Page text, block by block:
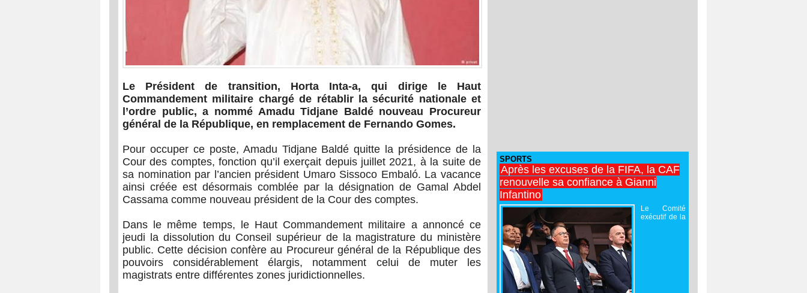
Le Président de transition, Horta Inta-a, qui dirige le Haut
Commandement militaire chargé de rétablir la sécurité nationale et
l’ordre public, a nommé Amadu Tidjane Baldé nouveau Procureur
général de la République, en remplacement de Fernando Gomes.
Pour occuper ce poste, Amadu Tidjane Baldé quitte la présidence de la
Cour des comptes, fonction qu’il exerçait depuis juillet 2021, à la suite de
sa nomination par l’ancien président Umaro Sissoco Embaló. La vacance
ainsi créée est désormais comblée par la désignation de Gamal Abdel
Cassama comme nouveau président de la Cour des comptes.
Dans le même temps, le Haut Commandement militaire a annoncé ce
jeudi la dissolution du Conseil supérieur de la magistrature du ministère
public. Cette décision confère au Procureur général de la République des
pouvoirs considérablement élargis, notamment celui de muter les
magistrats entre différentes zones juridictionnelles.
SPORTS
Après les excuses de la FIFA, la CAF
renouvelle sa confiance à Gianni
Infantino
Le Comité
exécutif de la